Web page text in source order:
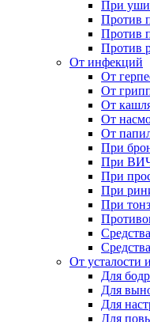
При
Против
Против
Против
От инфекций
От
От
От
От
От
При
При
При
При
При
От усталости
Для
Для
Для
Для